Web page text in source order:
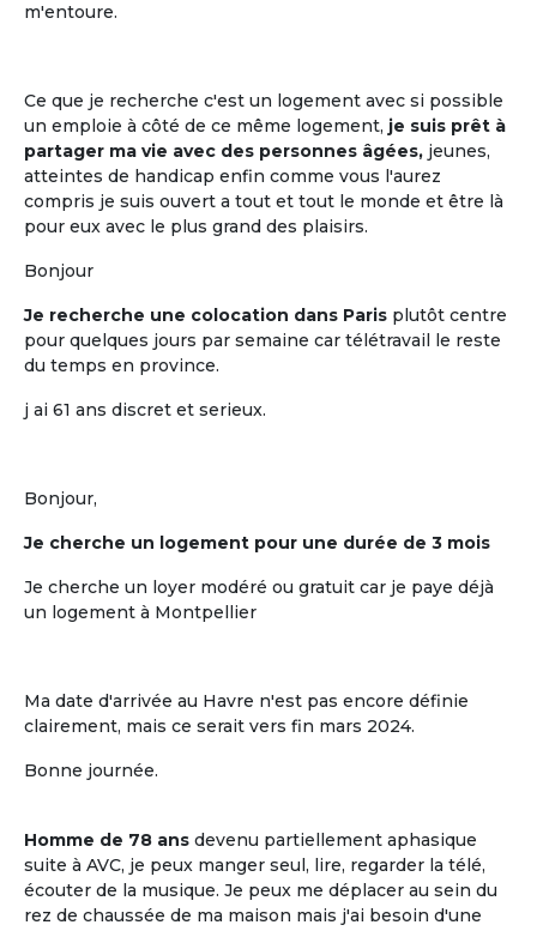
m'entoure.
Ce que je recherche c'est un logement avec si possible
un emploie à côté de ce même logement, je suis prêt à
partager ma vie avec des personnes âgées, jeunes,
atteintes de handicap enfin comme vous l'aurez
compris je suis ouvert a tout et tout le monde et être là
pour eux avec le plus grand des plaisirs.
Bonjour
Je recherche une colocation dans Paris plutôt centre
pour quelques jours par semaine car télétravail le reste
du temps en province.
j ai 61 ans discret et serieux.
Bonjour,
Je cherche un logement pour une durée de 3 mois
Je cherche un loyer modéré ou gratuit car je paye déjà
un logement à Montpellier
Ma date d'arrivée au Havre n'est pas encore définie
clairement, mais ce serait vers fin mars 2024.
Bonne journée.
Homme de 78 ans devenu partiellement aphasique
suite à AVC, je peux manger seul, lire, regarder la télé,
écouter de la musique. Je peux me déplacer au sein du
rez de chaussée de ma maison mais j'ai besoin d'une
L'ouverture sur le voisinage, l'activité et
les ressources de l'environnement local